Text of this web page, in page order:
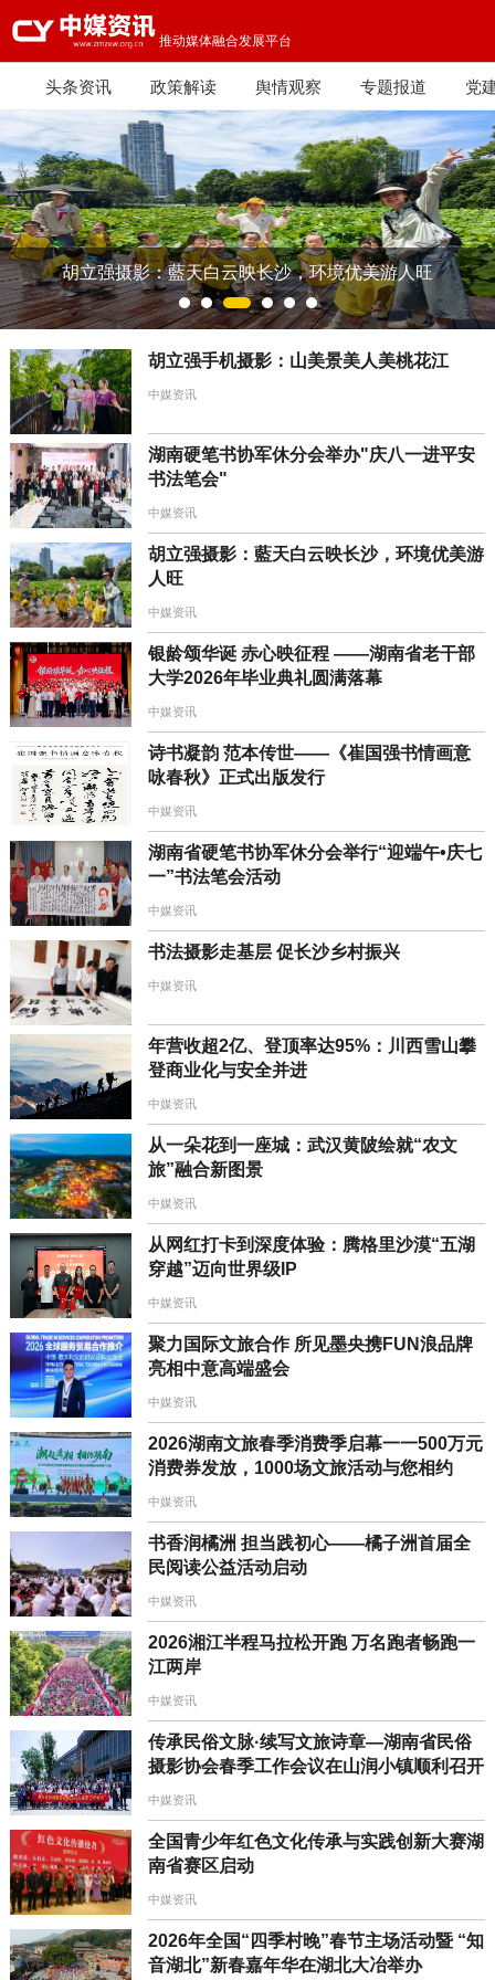
推动媒体融合发展平台
头条资讯 政策解读 舆情观察 专题报道 党
乡村振兴
胡立强摄影：藍天白云映长沙，环境优美游人旺
胡立强手机摄影：山美景美人美桃花江
中媒资讯
湖南硬笔书协军休分会举办"庆八一进平安
书法笔会"
中媒资讯
胡立强摄影：藍天白云映长沙，环境优美游
人旺
中媒资讯
银龄颂华诞 赤心映征程 ——湖南省老干部
大学2026年毕业典礼圆满落幕
中媒资讯
诗书凝韵 范本传世——《崔国强书情画意
咏春秋》正式出版发行
中媒资讯
湖南省硬笔书协军休分会举行“迎端午•庆七
一”书法笔会活动
中媒资讯
书法摄影走基层 促长沙乡村振兴
中媒资讯
年营收超2亿、登顶率达95%：川西雪山攀
登商业化与安全并进
中媒资讯
从一朵花到一座城：武汉黄陂绘就“农文
旅”融合新图景
中媒资讯
从网红打卡到深度体验：腾格里沙漠“五湖
穿越”迈向世界级IP
中媒资讯
聚力国际文旅合作 所见墨央携FUN浪品牌
亮相中意高端盛会
中媒资讯
2026湖南文旅春季消费季启幕一一500万元
消费券发放，1000场文旅活动与您相约
中媒资讯
书香润橘洲 担当践初心——橘子洲首届全
民阅读公益活动启动
中媒资讯
2026湘江半程马拉松开跑 万名跑者畅跑一
江两岸
中媒资讯
传承民俗文脉·续写文旅诗章—湖南省民俗
摄影协会春季工作会议在山润小镇顺利召开
中媒资讯
全国青少年红色文化传承与实践创新大赛湖
南省赛区启动
中媒资讯
2026年全国“四季村晚”春节主场活动暨 “知
音湖北”新春嘉年华在湖北大冶举办